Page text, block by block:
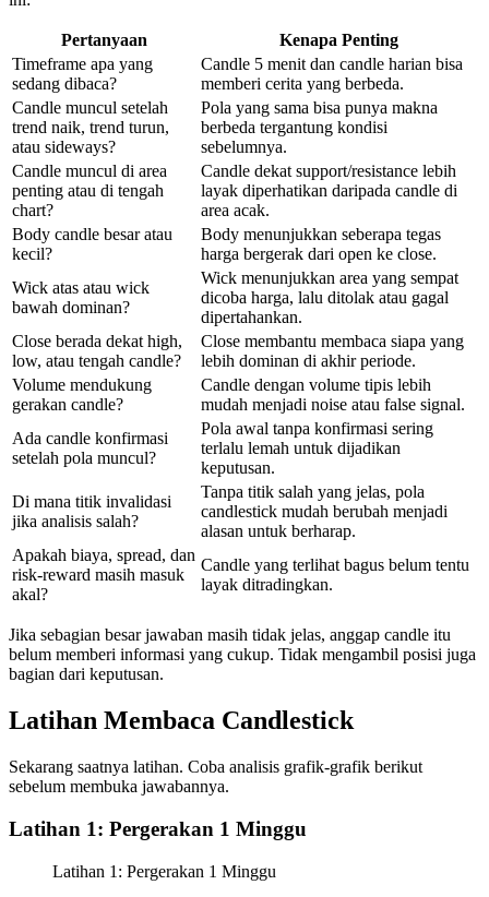
Pertanyaan
Kenapa Penting
Timeframe apa yang
sedang dibaca?
Candle 5 menit dan candle harian bisa
memberi cerita yang berbeda.
Candle muncul setelah
trend naik, trend turun,
atau sideways?
Pola yang sama bisa punya makna
berbeda tergantung kondisi
sebelumnya.
Candle muncul di area
penting atau di tengah
chart?
Candle dekat support/resistance lebih
layak diperhatikan daripada candle di
area acak.
Body candle besar atau
kecil?
Body menunjukkan seberapa tegas
harga bergerak dari open ke close.
Wick atas atau wick
bawah dominan?
Wick menunjukkan area yang sempat
dicoba harga, lalu ditolak atau gagal
dipertahankan.
Close berada dekat high,
low, atau tengah candle?
Close membantu membaca siapa yang
lebih dominan di akhir periode.
Volume mendukung
gerakan candle?
Candle dengan volume tipis lebih
mudah menjadi noise atau false signal.
Ada candle konfirmasi
setelah pola muncul?
Pola awal tanpa konfirmasi sering
terlalu lemah untuk dijadikan
keputusan.
Di mana titik invalidasi
jika analisis salah?
Tanpa titik salah yang jelas, pola
candlestick mudah berubah menjadi
alasan untuk berharap.
Apakah biaya, spread, dan
risk-reward masih masuk
akal?
Candle yang terlihat bagus belum tentu
layak ditradingkan.
Jika sebagian besar jawaban masih tidak jelas, anggap candle itu
belum memberi informasi yang cukup. Tidak mengambil posisi juga
bagian dari keputusan.
Latihan Membaca Candlestick
Sekarang saatnya latihan. Coba analisis grafik-grafik berikut
sebelum membuka jawabannya.
Latihan 1: Pergerakan 1 Minggu
Latihan 1: Pergerakan 1 Minggu